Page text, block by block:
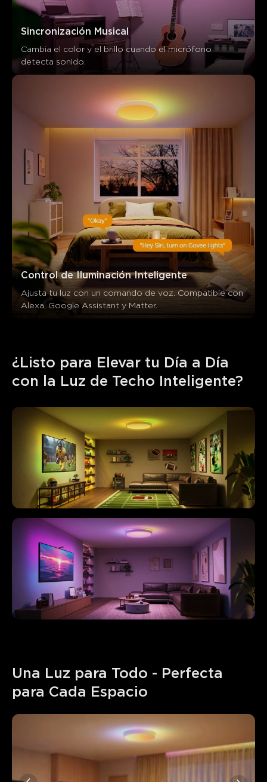
Sincronización Musical
Cambia el color y el brillo cuando el micrófono
detecta sonido.
Control de Iluminación Inteligente
Ajusta tu luz con un comando de voz. Compatible con
Alexa, Google Assistant y Matter.
¿Listo para Elevar tu Día a Día
con la Luz de Techo Inteligente?
Una Luz para Todo - Perfecta
para Cada Espacio